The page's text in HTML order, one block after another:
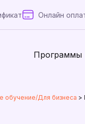
Онлайн
Программы
обучение/Для бизнеса >